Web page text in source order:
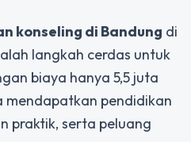
konseling di Bandung di
langkah cerdas untuk
biaya hanya 5,5 juta
mendapatkan pendidikan
praktik, serta peluang